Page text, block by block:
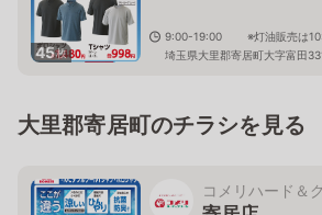
45枚
9:00-19:00 ※灯油販売は
埼玉県大里郡寄居町大字富田
大里郡寄居町のチラシを見る
コメリハード＆